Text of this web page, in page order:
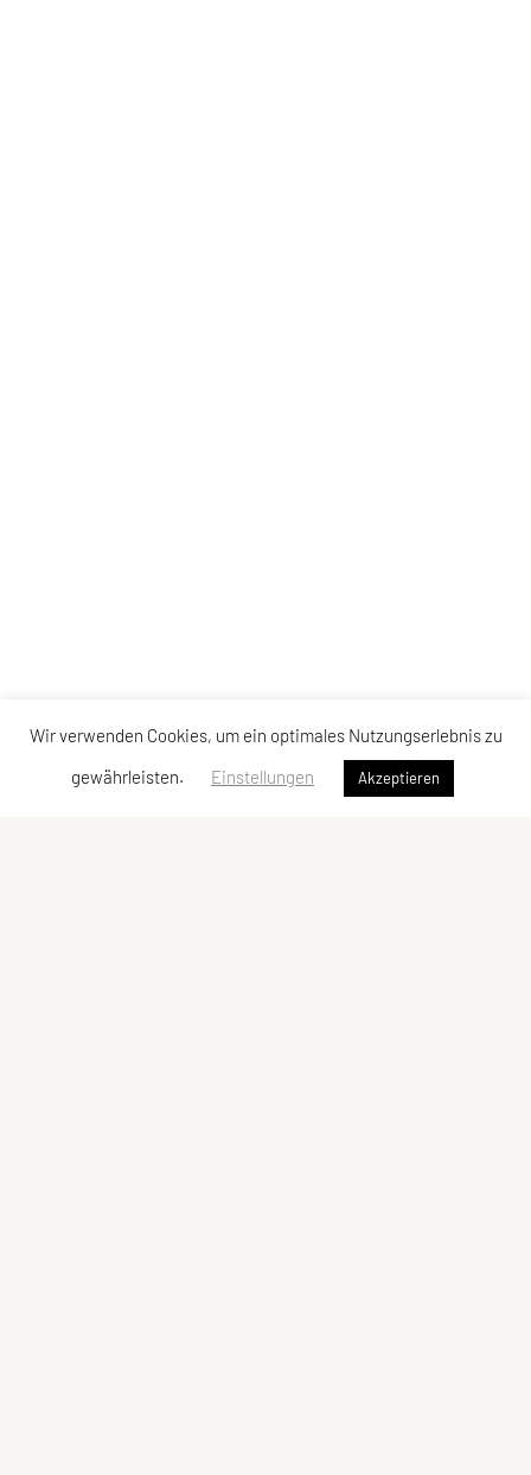
Wir verwenden Cookies, um ein optimales Nutzungserlebnis zu
gewährleisten.
Einstellungen Akzeptieren